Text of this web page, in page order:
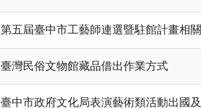
第五屆臺中市工藝師連選暨駐館計畫相
臺灣民俗文物館藏品借出作業方式
臺中市政府文化局表演藝術類活動出國